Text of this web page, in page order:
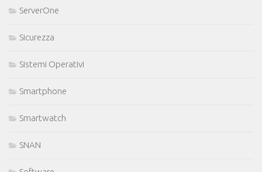
ServerOne
Sicurezza
Sistemi Operativi
Smartphone
Smartwatch
SNAN